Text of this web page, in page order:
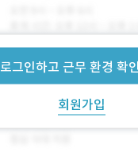
로그인하고 근무 환경 확
회원가입